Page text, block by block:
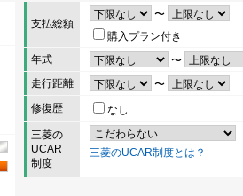
支払総額
〜
購入プラン付き
年式
〜
走行距離
〜
修復歴
なし
三菱の
UCAR
制度
三菱のUCAR制度とは？